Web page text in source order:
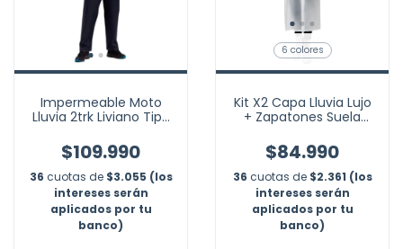
Impermeable Moto
Lluvia 2trk Liviano Tipo
$109.990
36 cuotas de $3.055 (los
intereses serán
aplicados por tu
banco)
6 colores
Kit X2 Capa Lluvia Lujo
+ Zapatones Suela
Nubotta
$84.990
36 cuotas de $2.361 (los
intereses serán
aplicados por tu
banco)